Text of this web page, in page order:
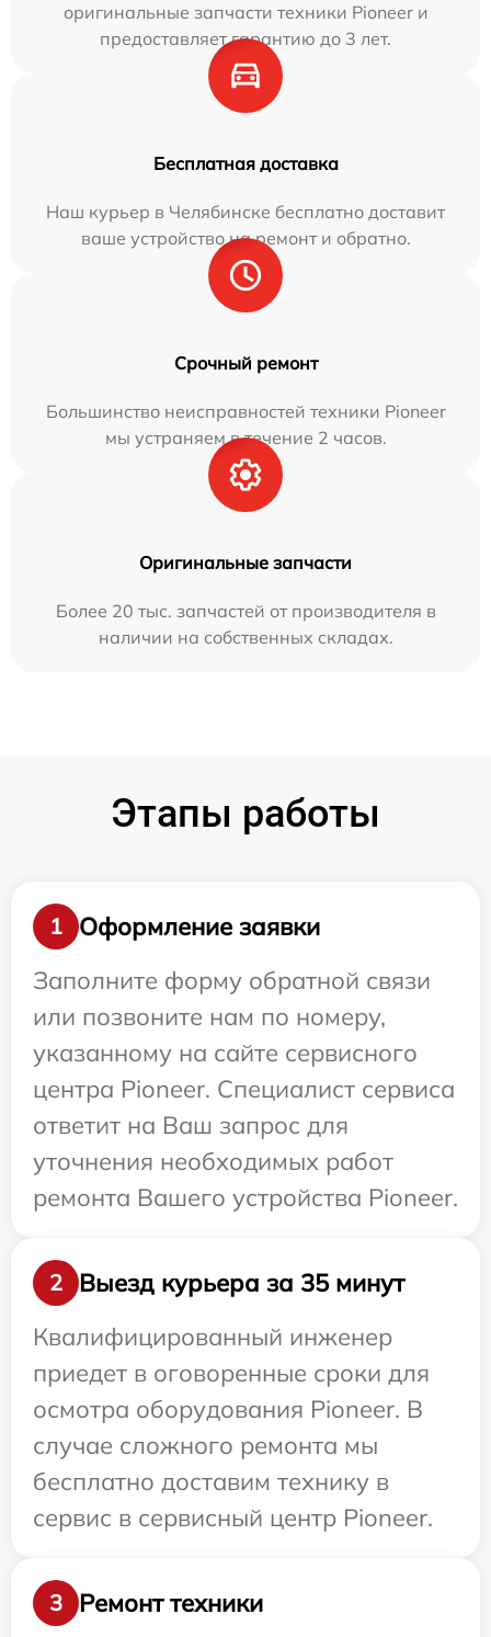
оригинальные запчасти техники Pioneer и
предоставляет гарантию до 3 лет.
Бесплатная доставка
Наш курьер в Челябинске бесплатно доставит
ваше устройство на ремонт и обратно.
Срочный ремонт
Большинство неисправностей техники Pioneer
мы устраняем в течение 2 часов.
Оригинальные запчасти
Более 20 тыс. запчастей от производителя в
наличии на собственных складах.
Этапы работы
1
Оформление заявки
Заполните форму обратной связи
или позвоните нам по номеру,
указанному на сайте сервисного
центра Pioneer. Специалист сервиса
ответит на Ваш запрос для
уточнения необходимых работ
ремонта Вашего устройства Pioneer.
2
Выезд курьера за 35 минут
Квалифицированный инженер
приедет в оговоренные сроки для
осмотра оборудования Pioneer. В
случае сложного ремонта мы
бесплатно доставим технику в
сервис в сервисный центр Pioneer.
3 Ремонт техники